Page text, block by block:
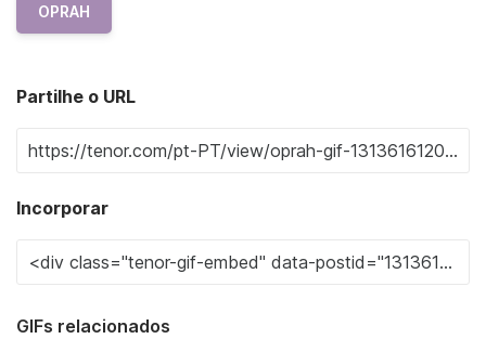
OPRAH
Partilhe o URL
Incorporar
GIFs relacionados